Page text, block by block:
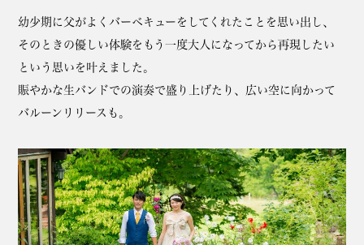
幼少期に父がよくバーベキューをしてくれたことを思い出し、
そのときの優しい体験をもう一度大人になってから再現したい
という思いを叶えました。
賑やかな生バンドでの演奏で盛り上げたり、広い空に向かって
バルーンリリースも。